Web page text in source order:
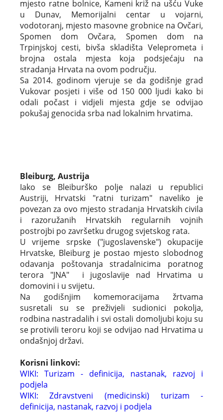
mjesto ratne bolnice, Kameni križ na ušću Vuke
u Dunav, Memorijalni centar u vojarni,
vodotoranj, mjesto masovne grobnice na Ovčari,
Spomen dom Ovčara, Spomen dom na
Trpinjskoj cesti, bivša skladišta Veleprometa i
brojna ostala mjesta koja podsjećaju na
stradanja Hrvata na ovom području.
Sa 2014. godinom vjeruje se da godišnje grad
Vukovar posjeti i više od 150 000 ljudi kako bi
odali počast i vidjeli mjesta gdje se odvijao
pokušaj genocida srba nad lokalnim hrvatima.
Bleiburg, Austrija
Iako se Bleiburško polje nalazi u republici
Austriji, Hrvatski "ratni turizam" naveliko je
povezan za ovo mjesto stradanja Hrvatskih civila
i razoružanih Hrvatskih regularnih vojnih
postrojbi po završetku drugog svjetskog rata.
U vrijeme srpske ("jugoslavenske") okupacije
Hrvatske, Bleiburg je postao mjesto slobodnog
odavanja poštovanja stradalnicima poratnog
terora "JNA" i jugoslavije nad Hrvatima u
domovini i u svijetu.
Na godišnjim komemoracijama žrtvama
susretali su se preživjeli sudionici pokolja,
rodbina nastradalih i svi ostali domoljubi koju su
se protivili teroru koji se odvijao nad Hrvatima u
ondašnjoj državi.
Korisni linkovi:
WIKI: Turizam - definicija, nastanak, razvoj i
podjela
WIKI: Zdravstveni (medicinski) turizam -
definicija, nastanak, razvoj i podjela